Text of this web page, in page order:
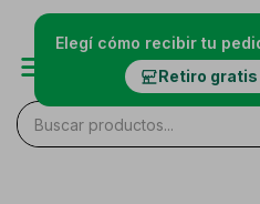
Elegí cómo recibir tu
Retiro